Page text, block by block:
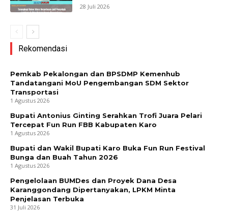
28 Juli 2026
Rekomendasi
Pemkab Pekalongan dan BPSDMP Kemenhub
Tandatangani MoU Pengembangan SDM Sektor
Transportasi
1 Agustus 2026
Bupati Antonius Ginting Serahkan Trofi Juara Pelari
Tercepat Fun Run FBB Kabupaten Karo
1 Agustus 2026
Bupati dan Wakil Bupati Karo Buka Fun Run Festival
Bunga dan Buah Tahun 2026
1 Agustus 2026
Pengelolaan BUMDes dan Proyek Dana Desa
Karanggondang Dipertanyakan, LPKM Minta
Penjelasan Terbuka
31 Juli 2026